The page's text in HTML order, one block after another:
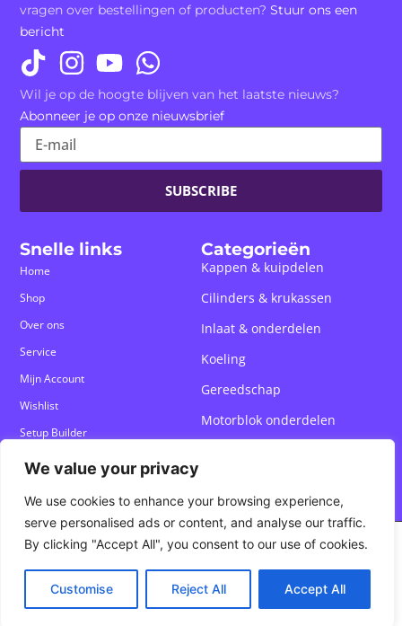
We value your privacy
We use cookies to enhance your browsing experience,
serve personalised ads or content, and analyse our traffic.
By clicking "Accept All", you consent to our use of cookies.
Customise Reject All Accept All
Snelle links
Home
Shop
Over ons
Service
Mijn Account
Wishlist
Setup Builder
Categorieën
Kappen & kuipdelen
Cilinders & krukassen
Inlaat & onderdelen
Koeling
Gereedschap
Motorblok onderdelen
vragen over bestellingen of producten?Stuur ons een
bericht
Wil je op de hoogte blijven van het laatste nieuws?
Abonneer je op onze nieuwsbrief
SUBSCRIBE
© 2026 UDefine All Rights Reserved
Nederlands